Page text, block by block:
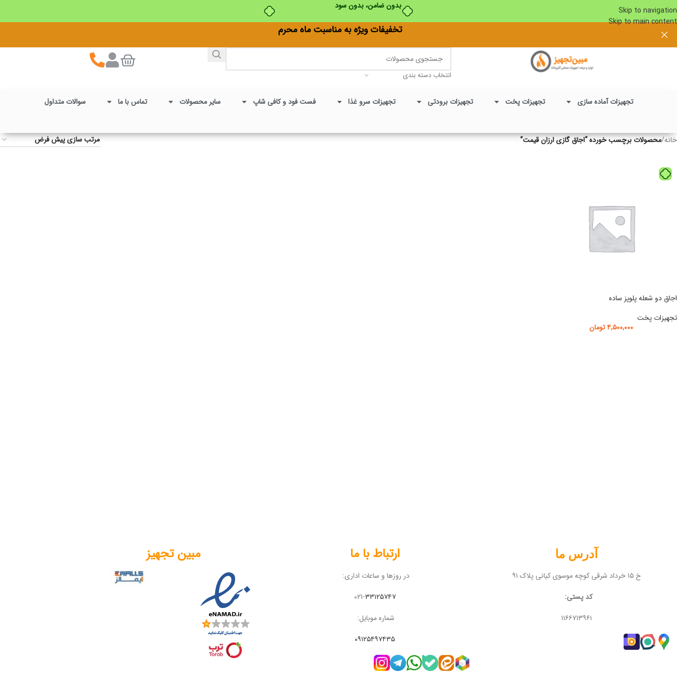
بدون ضامن، بدون سود
Skip to navigation
Skip to main content
تخفیفات ویژه به مناسبت ماه محرم
انتخاب دسته بندی
تجهیزات آماده سازی تجهیزات پخت تجهیزات برودتی تجهیزات سرو غذا فست فود و کافی شاپ سایر محصولات تماس با ما سوالات متداول
خانه/محصولات برچسب خورده “اجاق گازی ارزان قیمت”
اجاق دو شعله پلوپز ساده
تجهیزات پخت
۴,۵۰۰,۰۰۰تومان
آدرس ما
خ ۱۵ خرداد شرقی کوچه موسوی کیانی پلاک ۹۱
کد پستی:
۱۱۶۶۷۱۳۹۶۱
ارتباط با ما
در روزها و ساعات اداری:
۰۲۱-۳۳۱۲۵۷۴۷
شماره موبایل:
۰۹۱۲۵۴۹۷۴۳۵
مبین تجهیز